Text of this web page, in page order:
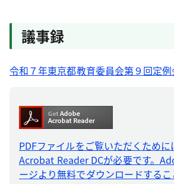
議事録
令和７年東京都教育委員会第９回定
PDFファイルをご覧いただくため
Acrobat Reader DCが必要です。
ージより無料でダウンロードするこ